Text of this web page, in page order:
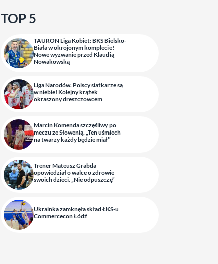
TOP 5
TAURON Liga Kobiet: BKS Bielsko-
Biała w okrojonym komplecie!
Nowe wyzwanie przed Klaudią
Nowakowską
Liga Narodów. Polscy siatkarze są
w niebie! Kolejny krążek
okraszony dreszczowcem
Marcin Komenda szczęśliwy po
meczu ze Słowenią. „Ten uśmiech
na twarzy każdy będzie miał”
Trener Mateusz Grabda
opowiedział o walce o zdrowie
swoich dzieci. „Nie odpuszczę”
Ukrainka zamknęła skład ŁKS-u
Commercecon Łódź